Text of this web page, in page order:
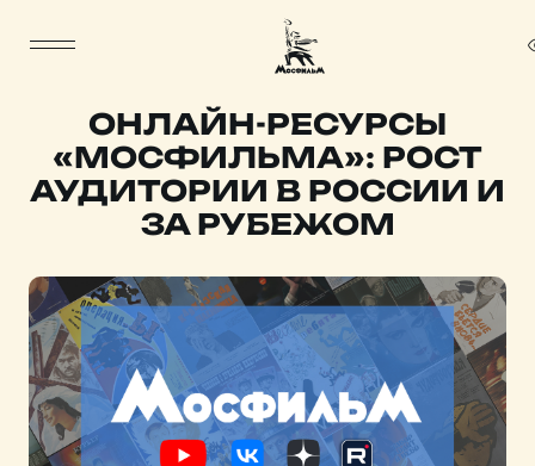
ОНЛАЙН-РЕСУРСЫ
«МОСФИЛЬМА»: РОСТ
АУДИТОРИИ В РОССИИ И
ЗА РУБЕЖОМ